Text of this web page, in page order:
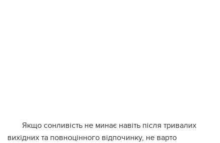
Якщо сонливість не минає навіть після тривалих
вихідних та повноцінного відпочинку, не варто